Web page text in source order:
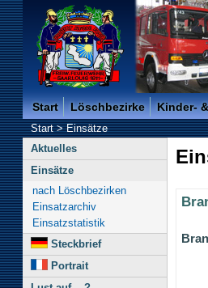
Freiwillige Feuerwehr
Start Löschbezirke Kinder-
Start>Einsätze
Aktuelles
Einsätze
nach Löschbezirken
Einsatzarchiv
Einsatzstatistik
Steckbrief
Portrait